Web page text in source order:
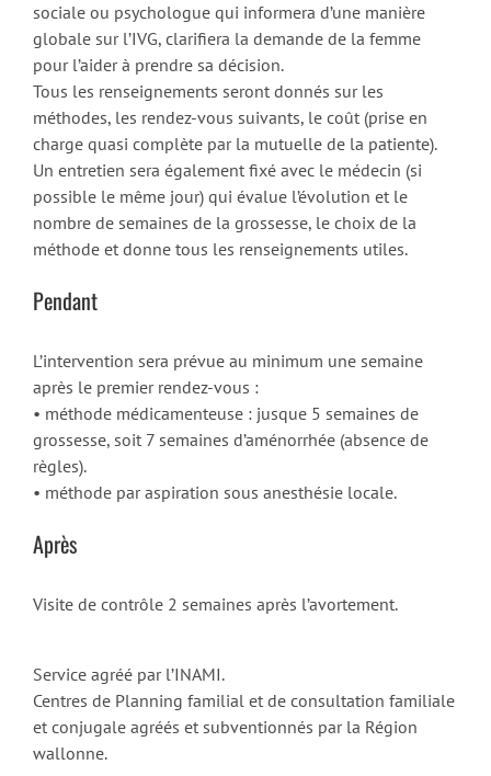
sociale ou psychologue qui informera d’une manière
globale sur l’IVG, clarifiera la demande de la femme
pour l’aider à prendre sa décision.
Tous les renseignements seront donnés sur les
méthodes, les rendez-vous suivants, le coût (prise en
charge quasi complète par la mutuelle de la patiente).
Un entretien sera également fixé avec le médecin (si
possible le même jour) qui évalue l’évolution et le
nombre de semaines de la grossesse, le choix de la
méthode et donne tous les renseignements utiles.
Pendant
L’intervention sera prévue au minimum une semaine
après le premier rendez-vous :
• méthode médicamenteuse : jusque 5 semaines de
grossesse, soit 7 semaines d’aménorrhée (absence de
règles).
• méthode par aspiration sous anesthésie locale.
Après
Visite de contrôle 2 semaines après l’avortement.
Service agréé par l’INAMI.
Centres de Planning familial et de consultation familiale
et conjugale agréés et subventionnés par la Région
wallonne.